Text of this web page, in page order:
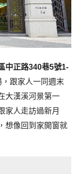
中正路340巷5號1-
跟家人一同週末
大漢溪河景第一
家人走訪過新月
想像回到家開窗就